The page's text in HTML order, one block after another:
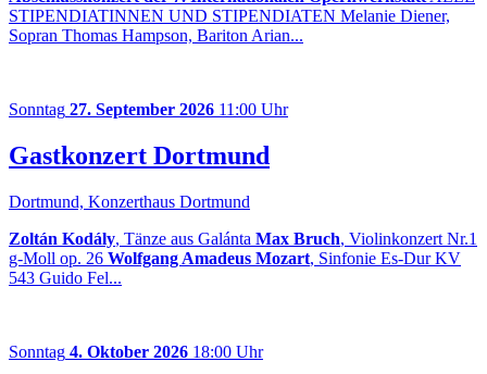
STIPENDIATINNEN UND STIPENDIATEN Melanie Diener,
Sopran Thomas Hampson, Bariton Arian...
Sonntag 27. September 2026 11:00 Uhr
Gastkonzert Dortmund
Dortmund, Konzerthaus Dortmund
Zoltán Kodály, Tänze aus Galánta Max Bruch, Violinkonzert Nr.1
g-Moll op. 26 Wolfgang Amadeus Mozart, Sinfonie Es-Dur KV
543 Guido Fel...
Sonntag 4. Oktober 2026 18:00 Uhr